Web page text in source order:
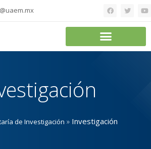
de Investigación » Investigación